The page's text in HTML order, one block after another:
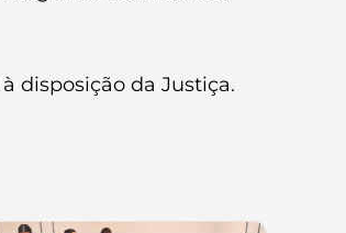
disposição da Justiça.